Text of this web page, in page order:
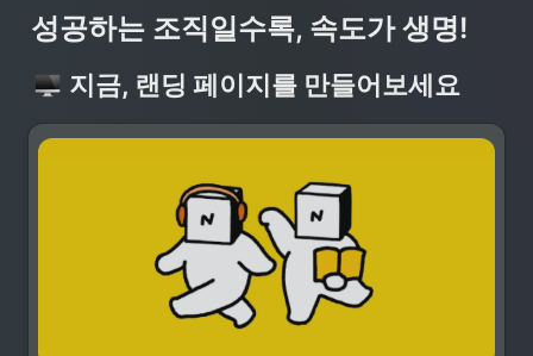
성공하는 조직일수록, 속도가 생명!
지금, 랜딩 페이지를 만들어보세요